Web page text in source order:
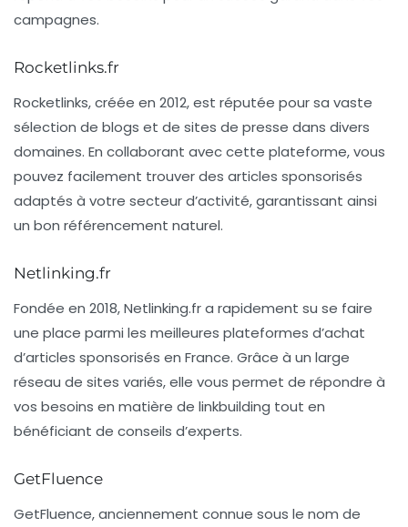
campagnes.
Rocketlinks.fr
Rocketlinks, créée en 2012, est réputée pour sa vaste
sélection de blogs et de sites de presse dans divers
domaines. En collaborant avec cette plateforme, vous
pouvez facilement trouver des articles sponsorisés
adaptés à votre secteur d’activité, garantissant ainsi
un bon référencement naturel.
Netlinking.fr
Fondée en 2018,Netlinking.fra rapidement su se faire
une place parmi les meilleures plateformes d’achat
d’articles sponsorisés en France. Grâce à un large
réseau de sites variés, elle vous permet de répondre à
vos besoins en matière de linkbuilding tout en
bénéficiant de conseils d’experts.
GetFluence
GetFluence, anciennement connue sous le nom de